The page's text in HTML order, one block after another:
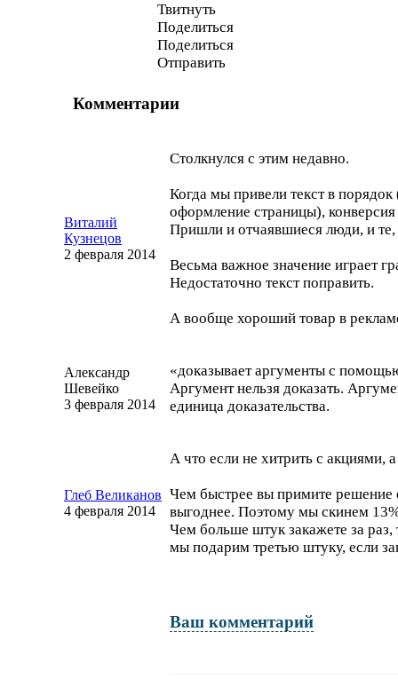
Твитнуть
Поделиться
Поделиться
Отправить
Комментарии
Виталий
Кузнецов
2 февраля 2014
Столкнулся с этим недавно.
Когда мы привели текст в
оформление страницы),
Пришли и отчаявшиеся люди, и
Весьма важное значение играет
Недостаточно текст поправить.
А вообще хороший товар в
Александр
Шевейко
3 февраля 2014
«доказывает аргументы с
Аргумент нельзя доказать.
единица доказательства.
Глеб Великанов
4 февраля 2014
А что если не хитрить с акциями,
Чем быстрее вы примите решение
выгоднее. Поэтому мы скинем
Чем больше штук закажете за
мы подарим третью штуку, если
Ваш комментарий